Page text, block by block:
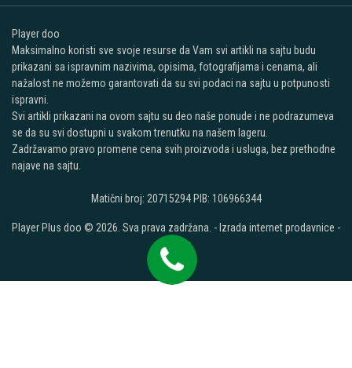
Player doo
Maksimalno koristi sve svoje resurse da Vam svi artikli na sajtu budu
prikazani sa ispravnim nazivima, opisima, fotografijama i cenama, ali
nažalost ne možemo garantovati da su svi podaci na sajtu u potpunosti
ispravni.
Svi artikli prikazani na ovom sajtu su deo naše ponude i ne podrazumeva
se da su svi dostupni u svakom trenutku na našem lageru.
Zadržavamo pravo promene cena svih proizvoda i usluga, bez prethodne
najave na sajtu.
Matični broj: 20715294 PIB: 106966344
Player Plus doo © 2026. Sva prava zadržana. - Izrada internet prodavnice -
Selltico.